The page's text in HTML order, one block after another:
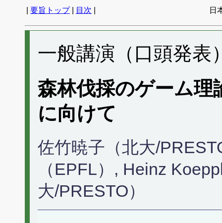
要旨トップ| 目次 日
一般講演（口頭発表
森林伐採のゲーム理
に向けて
佐竹暁子（北大/
（EPFL）, Heinz
大/PRESTO）